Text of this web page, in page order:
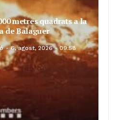
metres quadrats a la
de Balaguer
6, agost, 2026 - 09:58